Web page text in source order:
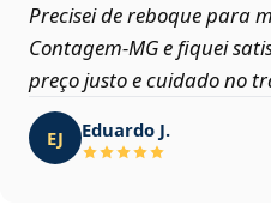
Precisei de reboque para
Contagem‑MG e fiquei
preço justo e cuidado no
EJ Eduardo J.